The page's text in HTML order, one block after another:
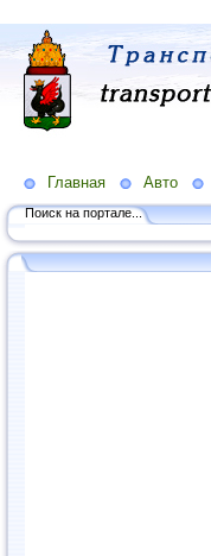
Главная Авто
Поиск на портале...